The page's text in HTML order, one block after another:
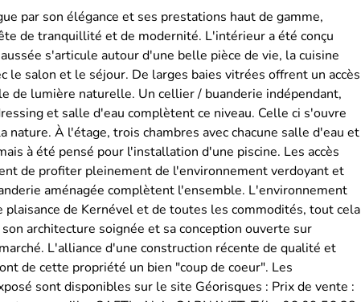
par son élégance et ses prestations haut de gamme,
de tranquillité et de modernité. L'intérieur a été conçu
s'articule autour d'une belle pièce de vie, la cuisine
salon et le séjour. De larges baies vitrées offrent un accès
de lumière naturelle. Un cellier / buanderie indépendant,
et salle d'eau complètent ce niveau. Celle ci s'ouvre
nature. À l'étage, trois chambres avec chacune salle d'eau et
à été pensé pour l'installation d'une piscine. Les accès
de profiter pleinement de l'environnement verdoyant et
aménagée complètent l'ensemble. L'environnement
de Kernével et de toutes les commodités, tout cela
architecture soignée et sa conception ouverte sur
L'alliance d'une construction récente de qualité et
de cette propriété un bien "coup de coeur". Les
sont disponibles sur le site Géorisques : Prix de vente :